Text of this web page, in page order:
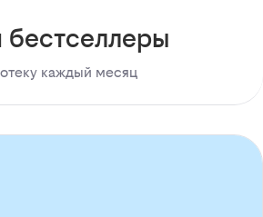
бестселлеры
каждый месяц